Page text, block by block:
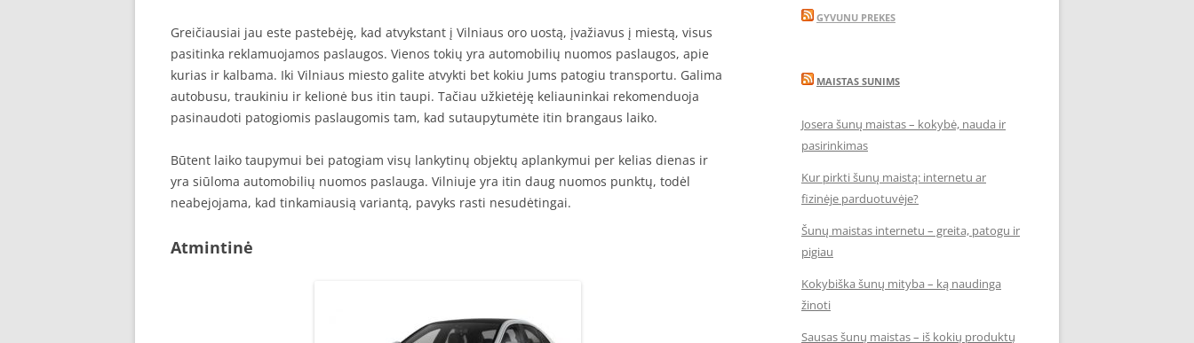
Greičiausiai jau este pastebėję, kad atvykstant į Vilniaus oro uostą, įvažiavus į miestą, visus
pasitinka reklamuojamos paslaugos. Vienos tokių yra automobilių nuomos paslaugos, apie
kurias ir kalbama. Iki Vilniaus miesto galite atvykti bet kokiu Jums patogiu transportu. Galima
autobusu, traukiniu ir kelionė bus itin taupi. Tačiau užkietėję keliauninkai rekomenduoja
pasinaudoti patogiomis paslaugomis tam, kad sutaupytumėte itin brangaus laiko.
Būtent laiko taupymui bei patogiam visų lankytinų objektų aplankymui per kelias dienas ir
yra siūloma automobilių nuomos paslauga. Vilniuje yra itin daug nuomos punktų, todėl
neabejojama, kad tinkamiausią variantą, pavyks rasti nesudėtingai.
Atmintinė
GYVUNU PREKES
MAISTAS SUNIMS
Josera šunų maistas – kokybė, nauda ir
pasirinkimas
Kur pirkti šunų maistą: internetu ar
fizinėje parduotuvėje?
Šunų maistas internetu – greita, patogu ir
pigiau
Kokybiška šunų mityba – ką naudinga
žinoti
Sausas šunų maistas – iš kokių produktų